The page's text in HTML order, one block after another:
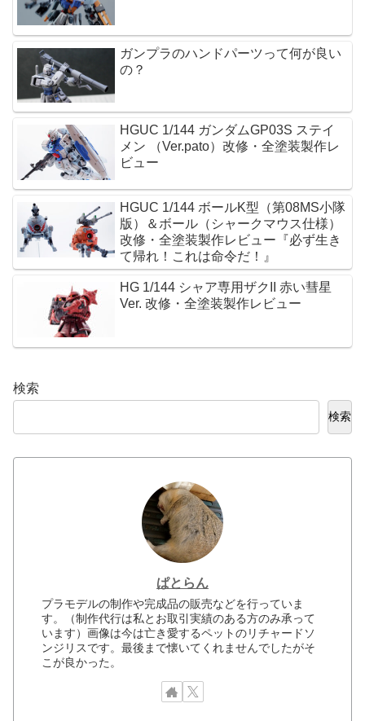
ガンプラのハンドパーツって何が良い
の？
HGUC 1/144 ガンダムGP03S ステイ
メン （Ver.pato）改修・全塗装製作レ
ビュー
HGUC 1/144 ボールK型（第08MS小隊
版）＆ボール（シャークマウス仕様）
改修・全塗装製作レビュー『必ず生き
て帰れ！これは命令だ！』
HG 1/144 シャア専用ザクII 赤い彗星
Ver. 改修・全塗装製作レビュー
検索
検索
ぱとらん
プラモデルの制作や完成品の販売などを行っていま
す。（制作代行は私とお取引実績のある方のみ承って
います）画像は今は亡き愛するペットのリチャードソ
ンジリスです。最後まで懐いてくれませんでしたがそ
こが良かった。